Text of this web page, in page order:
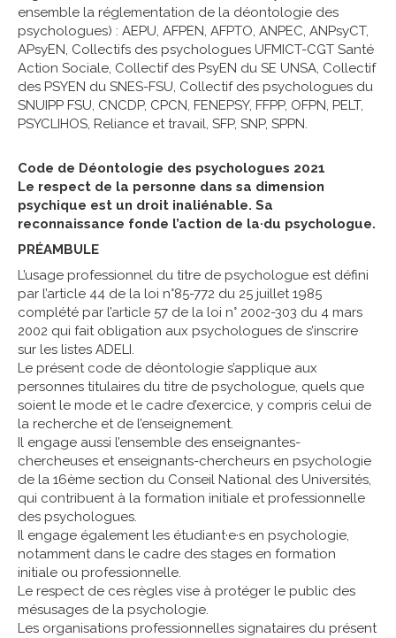
ensemble la réglementation de la déontologie des
psychologues) : AEPU, AFPEN, AFPTO, ANPEC, ANPsyCT,
APsyEN, Collectifs des psychologues UFMICT-CGT Santé
Action Sociale, Collectif des PsyEN du SE UNSA, Collectif
des PSYEN du SNES-FSU, Collectif des psychologues du
SNUIPP FSU, CNCDP, CPCN, FENEPSY, FFPP, OFPN, PELT,
PSYCLIHOS, Reliance et travail, SFP, SNP, SPPN.
Code de Déontologie des psychologues 2021
Le respect de la personne dans sa dimension
psychique est un droit inaliénable. Sa
reconnaissance fonde l’action de la·du psychologue.
PRÉAMBULE
L’usage professionnel du titre de psychologue est défini
par l’article 44 de la loi n°85-772 du 25 juillet 1985
complété par l’article 57 de la loi n° 2002-303 du 4 mars
2002 qui fait obligation aux psychologues de s’inscrire
sur les listes ADELI.
Le présent code de déontologie s’applique aux
personnes titulaires du titre de psychologue, quels que
soient le mode et le cadre d’exercice, y compris celui de
la recherche et de l’enseignement.
Il engage aussi l’ensemble des enseignantes-
chercheuses et enseignants-chercheurs en psychologie
de la 16ème section du Conseil National des Universités,
qui contribuent à la formation initiale et professionnelle
des psychologues.
Il engage également les étudiant·e·s en psychologie,
notamment dans le cadre des stages en formation
initiale ou professionnelle.
Le respect de ces règles vise à protéger le public des
mésusages de la psychologie.
Les organisations professionnelles signataires du présent